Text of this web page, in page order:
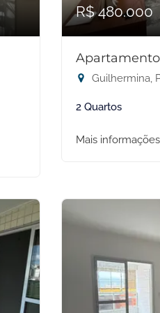
R$ 480.000
Guilhermina,
2 Quartos
Mais informações